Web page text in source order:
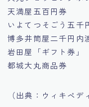
天満屋五百円券
いよてつそごう五千
博多井筒屋二千円内
岩田屋「ギフト券」
都城大丸商品券
（出典：ウィキペデ